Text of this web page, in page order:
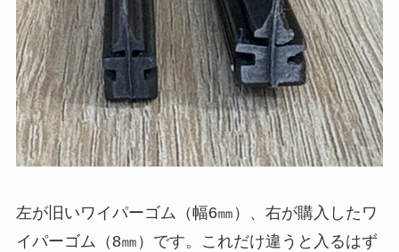
左が旧いワイパーゴム（幅6㎜）、右が購入したワ
イパーゴム（8㎜）です。これだけ違うと入るはず